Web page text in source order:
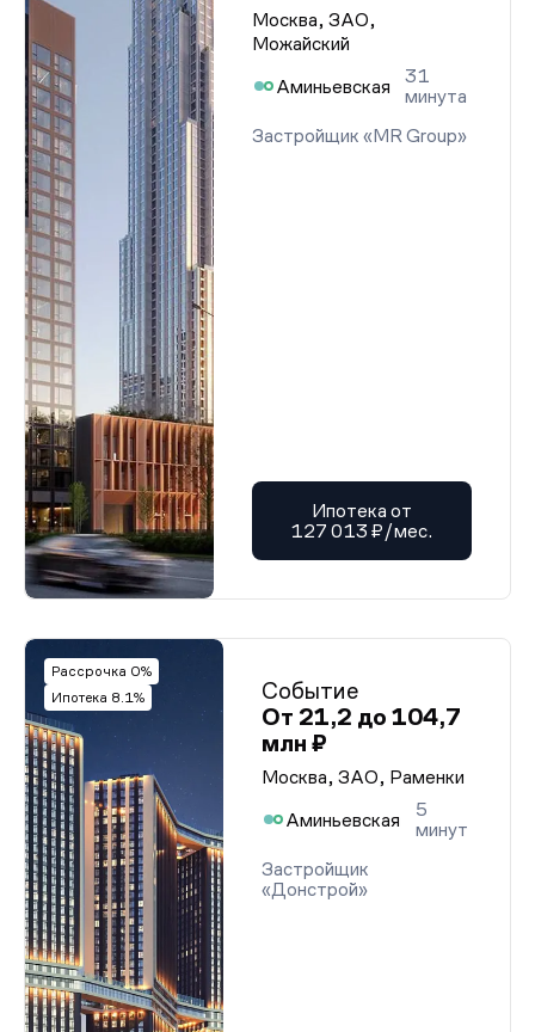
Москва, ЗАО,
Можайский
Аминьевская
31
минута
Застройщик «MR Group»
Ипотека от
127 013 ₽/мес.
Рассрочка 0%
Ипотека 8.1%
Событие
От 21,2 до 104,7
млн ₽
Москва, ЗАО, Раменки
Аминьевская
5
минут
Застройщик
«Донстрой»